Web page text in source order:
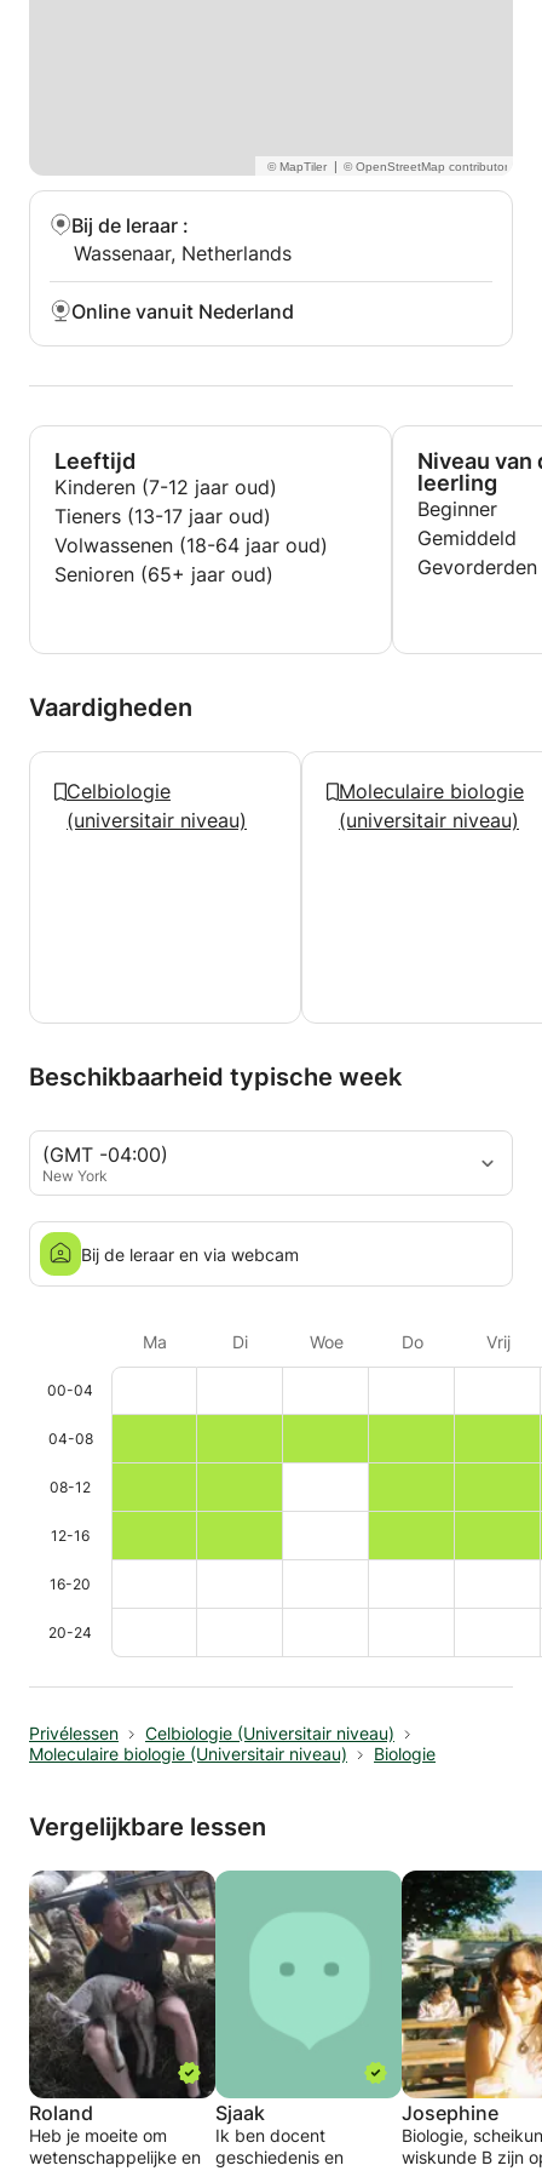
|
Bij de leraar :
Wassenaar, Netherlands
Online vanuit Nederland
Leeftijd
Kinderen (7-12 jaar oud)
Tieners (13-17 jaar oud)
Volwassenen (18-64 jaar oud)
Senioren (65+ jaar oud)
Niveau van
leerling
Beginner
Gemiddeld
Gevorderden
Vaardigheden
Celbiologie
(universitair niveau)
Moleculaire biologie
(universitair niveau)
Beschikbaarheid typische week
(GMT -04:00)
New York
Bij de leraar en via webcam
Ma Di Woe Do Vrij
00-04
04-08
08-12
12-16
16-20
20-24
Privélessen
Celbiologie (Universitair niveau)
Moleculaire biologie (Universitair niveau)
Biologie
Vergelijkbare lessen
Roland
Heb je moeite om
wetenschappelijke en
Sjaak
Ik ben docent
geschiedenis en
Josephine
Biologie,
wiskunde B zijn